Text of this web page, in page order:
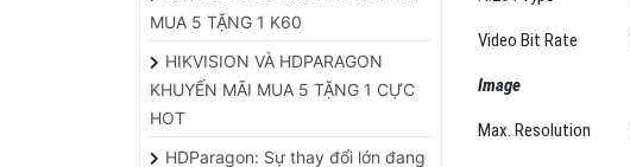
Image
Max. Resolution
HIKVISION VÀ HDPARAGON
KHUYẾN MÃI MUA 5 TẶNG 1 CỰC
HDParagon: Sự thay đổi lớn đang